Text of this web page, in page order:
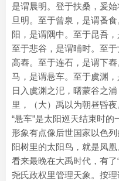
是谓晨明。登于扶桑，爰
旦明。至于曾泉，是谓蚤
阳，是谓隅中。至于昆吾
至于悲谷，是谓晡时。至
高舂。至于连石，是谓下
马，是谓悬车。至于虞渊
日入虞渊之汜，曙蒙谷之
里，（大）禹以为朝昼昏夜
“悬车”是太阳巡天结束时
形象有点像后世国家以色
阳树里的太阳鸟，就是凤凰
看来最晚在大禹时代，有
尧氏政权里管理天象。按